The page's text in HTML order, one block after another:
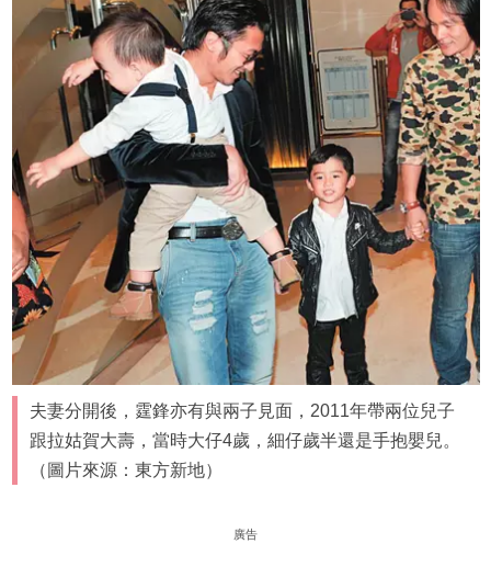
夫妻分開後，霆鋒亦有與兩子見面，2011年帶兩位兒子
跟拉姑賀大壽，當時大仔4歲，細仔歲半還是手抱嬰兒。
（圖片來源：東方新地）
廣告